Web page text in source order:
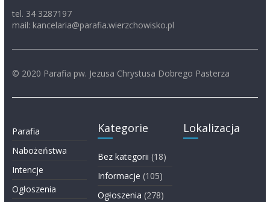
tel. 34 3287197
mail: kancelaria@parafia.wierzchowisko.pl
© 2020 Parafia pw. Jezusa Chrystusa Dobrego Pasterza
Parafia
Nabożeństwa
Intencje
Ogłoszenia
Kategorie
Bez kategorii (18)
Informacje (105)
Ogłoszenia (278)
Lokalizacja